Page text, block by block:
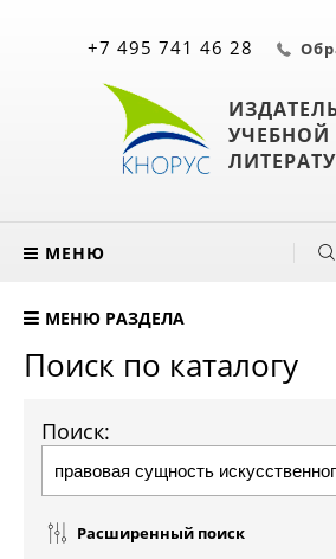
УЧЕБНОЙ
+7 495 741 46 28
МЕНЮ
МЕНЮ РАЗДЕЛА
Поиск по каталогу
Поиск:
Расширенный поиск